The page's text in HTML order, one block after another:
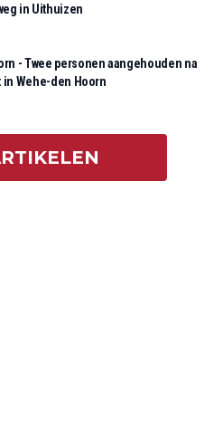
in Uithuizen
- Twee personen aangehouden na
Wehe-den Hoorn